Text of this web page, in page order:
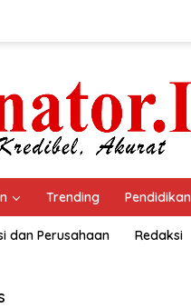
Trending Pendidikan
dan Perusahaan Redaksi